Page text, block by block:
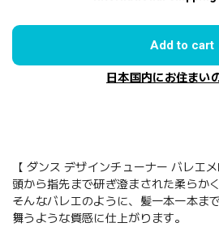
Add to cart
日本国内にお住まい
【 ダンス デザインチューナー バレエ
頭から指先まで研ぎ澄まされた柔らか
そんなバレエのように、髪一本一本ま
舞うような質感に仕上がります。